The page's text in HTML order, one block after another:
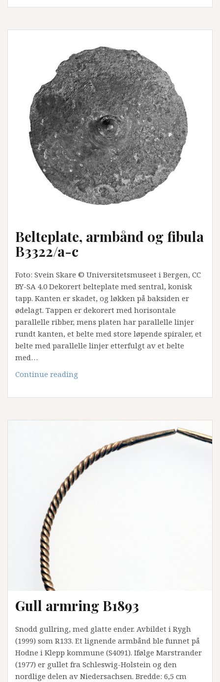
Belteplate, armbånd og fibula
B3322/a-c
Foto: Svein Skare © Universitetsmuseet i Bergen, CC
BY-SA 4.0 Dekorert belteplate med sentral, konisk
tapp. Kanten er skadet, og løkken på baksiden er
ødelagt. Tappen er dekorert med horisontale
parallelle ribber, mens platen har parallelle linjer
rundt kanten, et belte med store løpende spiraler, et
belte med parallelle linjer etterfulgt av et belte
med…
Continue reading
og
B3322/a-
Gull armring B1893
Snodd gullring, med glatte ender. Avbildet i Rygh
(1999) som R133. Et lignende armbånd ble funnet på
Hodne i Klepp kommune (S4091). Ifølge Marstrander
(1977) er gullet fra Schleswig-Holstein og den
nordlige delen av Niedersachsen. Bredde: 6,5 cm